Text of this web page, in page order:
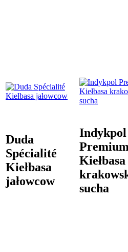
Duda
Spécialité
Kiełbasa
jałowcow
Indykpol
Premium
Kiełbasa
sucha